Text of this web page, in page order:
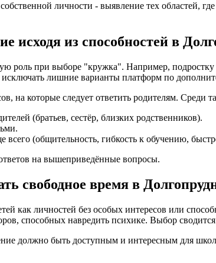
личности - выявление тех областей,
исходя из способностей в
роль при выборе "кружка". Например,
исключать лишние варианты платформ по
на которые следует ответить родителям.
(братьев, сестёр, близких родственников).
всего (общительность, гибкость к обучению,
на вышеприведённые вопросы.
свободное время в
как личностей без особых интересов или
способных навредить психике. Выбор
должно быть доступным и интересным для